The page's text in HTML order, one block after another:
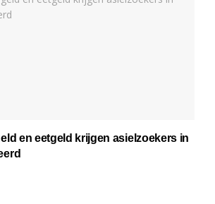
en eetgeld krijgen asielzoekers in